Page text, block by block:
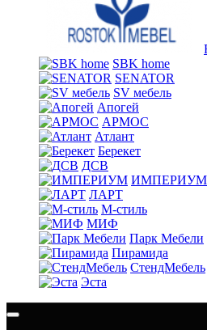
SBK home
SENATOR
SV мебель
Апогей
АРМОС
Атлант
Берекет
ДСВ
ИМПЕРИУМ
ЛАРТ
М-стиль
МИФ
Парк Мебели
Пирамида
СтендМебель
Эста